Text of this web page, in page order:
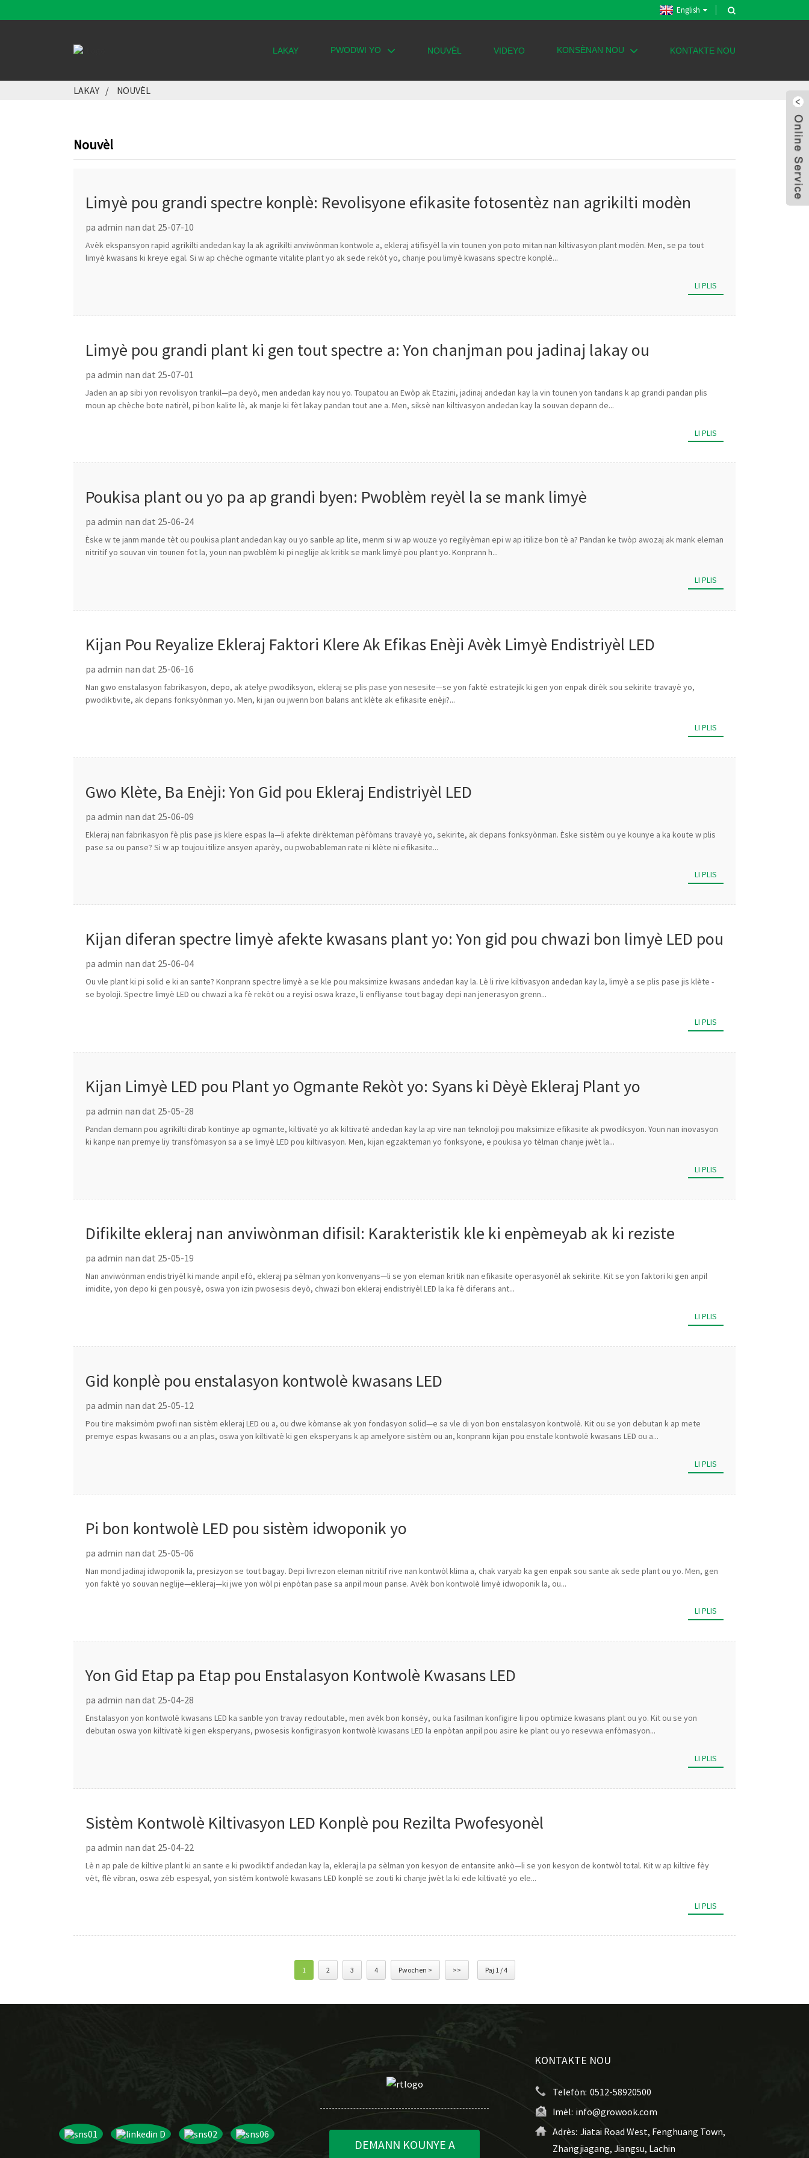
English
LAKAY PWODWI YO NOUVÈL VIDEYO KONSÈNAN NOU KONTAKTE NOU
LAKAY NOUVÈL
Nouvèl
Limyè pou grandi spectre konplè: Revolisyone efikasite fotosentèz nan agrikilti modèn
pa admin nan dat 25-07-10
Avèk ekspansyon rapid agrikilti andedan kay la ak agrikilti anviwònman kontwole a, ekleraj atifisyèl la vin tounen yon poto mitan nan kiltivasyon plant modèn. Men, se pa tout
limyè kwasans ki kreye egal. Si w ap chèche ogmante vitalite plant yo ak sede rekòt yo, chanje pou limyè kwasans spectre konplè...
LI PLIS
Limyè pou grandi plant ki gen tout spectre a: Yon chanjman pou jadinaj lakay ou
pa admin nan dat 25-07-01
Jaden an ap sibi yon revolisyon trankil—pa deyò, men andedan kay nou yo. Toupatou an Ewòp ak Etazini, jadinaj andedan kay la vin tounen yon tandans k ap grandi pandan plis
moun ap chèche bote natirèl, pi bon kalite lè, ak manje ki fèt lakay pandan tout ane a. Men, siksè nan kiltivasyon andedan kay la souvan depann de...
LI PLIS
Poukisa plant ou yo pa ap grandi byen: Pwoblèm reyèl la se mank limyè
pa admin nan dat 25-06-24
Èske w te janm mande tèt ou poukisa plant andedan kay ou yo sanble ap lite, menm si w ap wouze yo regilyèman epi w ap itilize bon tè a? Pandan ke twòp awozaj ak mank eleman
nitritif yo souvan vin tounen fot la, youn nan pwoblèm ki pi neglije ak kritik se mank limyè pou plant yo. Konprann h...
LI PLIS
Kijan Pou Reyalize Ekleraj Faktori Klere Ak Efikas Enèji Avèk Limyè Endistriyèl LED
pa admin nan dat 25-06-16
Nan gwo enstalasyon fabrikasyon, depo, ak atelye pwodiksyon, ekleraj se plis pase yon nesesite—se yon faktè estratejik ki gen yon enpak dirèk sou sekirite travayè yo,
pwodiktivite, ak depans fonksyònman yo. Men, ki jan ou jwenn bon balans ant klète ak efikasite enèji?...
LI PLIS
Gwo Klète, Ba Enèji: Yon Gid pou Ekleraj Endistriyèl LED
pa admin nan dat 25-06-09
Ekleraj nan fabrikasyon fè plis pase jis klere espas la—li afekte dirèkteman pèfòmans travayè yo, sekirite, ak depans fonksyònman. Èske sistèm ou ye kounye a ka koute w plis
pase sa ou panse? Si w ap toujou itilize ansyen aparèy, ou pwobableman rate ni klète ni efikasite...
LI PLIS
Kijan diferan spectre limyè afekte kwasans plant yo: Yon gid pou chwazi bon limyè LED pou
grandi
pa admin nan dat 25-06-04
Ou vle plant ki pi solid e ki an sante? Konprann spectre limyè a se kle pou maksimize kwasans andedan kay la. Lè li rive kiltivasyon andedan kay la, limyè a se plis pase jis klète -
se byoloji. Spectre limyè LED ou chwazi a ka fè rekòt ou a reyisi oswa kraze, li enfliyanse tout bagay depi nan jenerasyon grenn...
LI PLIS
Kijan Limyè LED pou Plant yo Ogmante Rekòt yo: Syans ki Dèyè Ekleraj Plant yo
pa admin nan dat 25-05-28
Pandan demann pou agrikilti dirab kontinye ap ogmante, kiltivatè yo ak kiltivatè andedan kay la ap vire nan teknoloji pou maksimize efikasite ak pwodiksyon. Youn nan inovasyon
ki kanpe nan premye liy transfòmasyon sa a se limyè LED pou kiltivasyon. Men, kijan egzakteman yo fonksyone, e poukisa yo tèlman chanje jwèt la...
LI PLIS
Difikilte ekleraj nan anviwònman difisil: Karakteristik kle ki enpèmeyab ak ki reziste
pousyè nan aparèy endistriyèl ki ap dirije yo
pa admin nan dat 25-05-19
Nan anviwònman endistriyèl ki mande anpil efò, ekleraj pa sèlman yon konvenyans—li se yon eleman kritik nan efikasite operasyonèl ak sekirite. Kit se yon faktori ki gen anpil
imidite, yon depo ki gen pousyè, oswa yon izin pwosesis deyò, chwazi bon ekleraj endistriyèl LED la ka fè diferans ant...
LI PLIS
Gid konplè pou enstalasyon kontwolè kwasans LED
pa admin nan dat 25-05-12
Pou tire maksimòm pwofi nan sistèm ekleraj LED ou a, ou dwe kòmanse ak yon fondasyon solid—e sa vle di yon bon enstalasyon kontwolè. Kit ou se yon debutan k ap mete
premye espas kwasans ou a an plas, oswa yon kiltivatè ki gen eksperyans k ap amelyore sistèm ou an, konprann kijan pou enstale kontwolè kwasans LED ou a...
LI PLIS
Pi bon kontwolè LED pou sistèm idwoponik yo
pa admin nan dat 25-05-06
Nan mond jadinaj idwoponik la, presizyon se tout bagay. Depi livrezon eleman nitritif rive nan kontwòl klima a, chak varyab ka gen enpak sou sante ak sede plant ou yo. Men, gen
yon faktè yo souvan neglije—ekleraj—ki jwe yon wòl pi enpòtan pase sa anpil moun panse. Avèk bon kontwolè limyè idwoponik la, ou...
LI PLIS
Yon Gid Etap pa Etap pou Enstalasyon Kontwolè Kwasans LED
pa admin nan dat 25-04-28
Enstalasyon yon kontwolè kwasans LED ka sanble yon travay redoutable, men avèk bon konsèy, ou ka fasilman konfigire li pou optimize kwasans plant ou yo. Kit ou se yon
debutan oswa yon kiltivatè ki gen eksperyans, pwosesis konfigirasyon kontwolè kwasans LED la enpòtan anpil pou asire ke plant ou yo resevwa enfòmasyon...
LI PLIS
Sistèm Kontwolè Kiltivasyon LED Konplè pou Rezilta Pwofesyonèl
pa admin nan dat 25-04-22
Lè n ap pale de kiltive plant ki an sante e ki pwodiktif andedan kay la, ekleraj la pa sèlman yon kesyon de entansite ankò—li se yon kesyon de kontwòl total. Kit w ap kiltive fèy
vèt, flè vibran, oswa zèb espesyal, yon sistèm kontwolè kwasans LED konplè se zouti ki chanje jwèt la ki ede kiltivatè yo ele...
LI PLIS
1 2 3 4 Pwochen > >> Paj 1 / 4
DEMANN KOUNYE A
KONTAKTE NOU
Telefòn: 0512-58920500
Imèl: info@growook.com
Adrès: Jiatai Road West, Fenghuang Town,
Zhangjiagang, Jiangsu, Lachin